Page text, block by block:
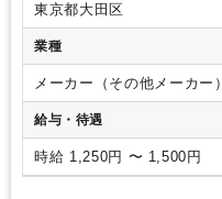
東京都大田区
業種
メーカー（その他メーカー）
給与・待遇
時給 1,250円 〜 1,500円